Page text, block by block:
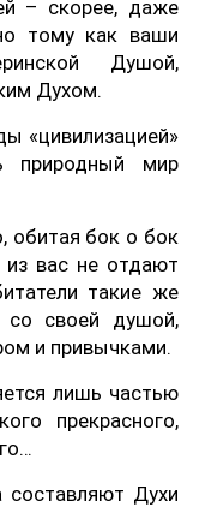
– скорее, даже
тому как ваши
Душой,
Духом.
«цивилизацией»
природный мир
обитая бок о бок
вас не отдают
такие же
своей душой,
и привычками.
лишь частью
прекрасного,
Духи